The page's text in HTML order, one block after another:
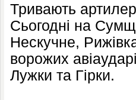
Тривають
Сьогодні на
Нескучне,
ворожих
Лужки та Гірки.